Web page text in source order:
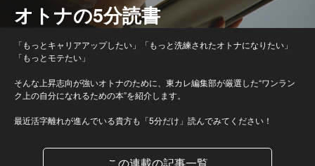
オトナの5分読書
「もっとキャリアアップしたい」「もっと洗練されたオトナになりたい」
「もっとモテたい」
そんな上昇志向が強いオトナのために、東カレ編集部が厳選した“ワンラン
ク上の自分になれるための本”を紹介します。
最近活字離れが進んでいる貴方も「5分だけ」読んでみてください！
この連載の記事一覧